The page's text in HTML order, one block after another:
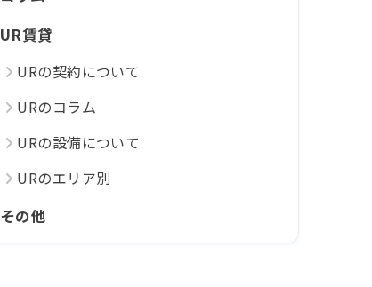
UR賃貸
URの契約について
URのコラム
URの設備について
URのエリア別
その他